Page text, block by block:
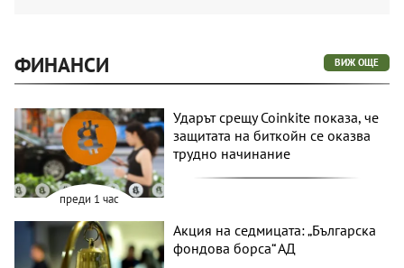
ФИНАНСИ ВИЖ ОЩЕ
преди 1 час
Ударът срещу Coinkite показа, че
защитата на биткойн се оказва
трудно начинание
Акция на седмицата: „Българска
фондова борса“ АД